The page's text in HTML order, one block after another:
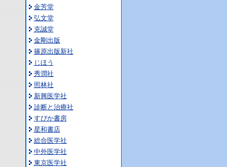
金芳堂
弘文堂
克誠堂
金剛出版
篠原出版新社
じほう
秀潤社
照林社
新興医学社
診断と治療社
すぴか書房
星和書店
総合医学社
中外医学社
東京医学社